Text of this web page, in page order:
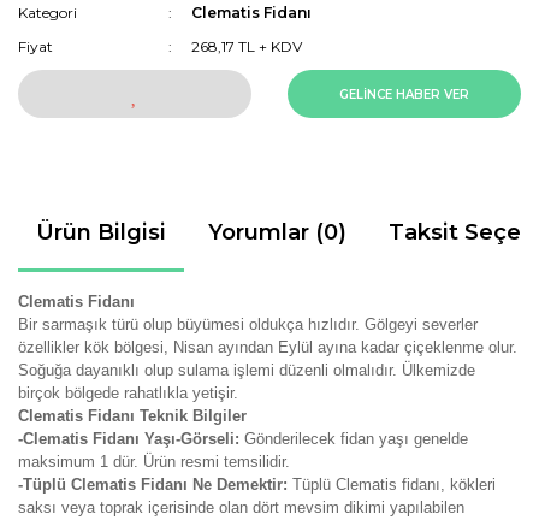
Kategori
Clematis Fidanı
Fiyat
268,17 TL + KDV
GELİNCE HABER VER
Ürün Bilgisi Yorumlar (0) Taksit
Clematis Fidanı
Bir sarmaşık türü olup büyümesi oldukça hızlıdır. Gölgeyi severler
özellikler kök bölgesi, Nisan ayından Eylül ayına kadar çiçeklenme olur.
Soğuğa dayanıklı olup sulama işlemi düzenli olmalıdır. Ülkemizde
birçok bölgede rahatlıkla yetişir.
Clematis Fidanı Teknik Bilgiler
-Clematis Fidanı Yaşı-Görseli: Gönderilecek fidan yaşı genelde
maksimum 1 dür. Ürün resmi temsilidir.
-Tüplü Clematis Fidanı Ne Demektir: Tüplü Clematis fidanı, kökleri
saksı veya toprak içerisinde olan dört mevsim dikimi yapılabilen